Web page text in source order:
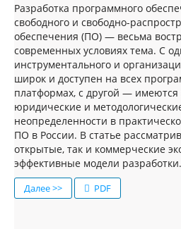
Разработка программного
свободного и свободно-
обеспечения (ПО) — весьма
современных условиях тема. С
инструментального и
широк и доступен на всех
платформах, с другой —
юридические и
неопределенности в
ПО в России. В статье
открытые, так и коммерческие
эффективные модели разработки.
Далее >> PDF